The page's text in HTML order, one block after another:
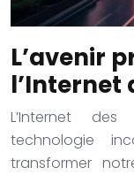
L’avenir
l’Internet
L’Internet
technologie
transformer